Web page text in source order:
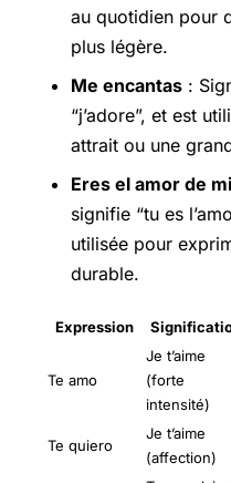
au quotidien pour
plus légère.
Me encantas :
“j’adore”, et est
attrait ou une
Eres el amor de
signifie “tu es
utilisée pour
durable.
Expression
Te amo
Je t’aime
(forte
intensité)
Te quiero
Je t’aime
(affection)